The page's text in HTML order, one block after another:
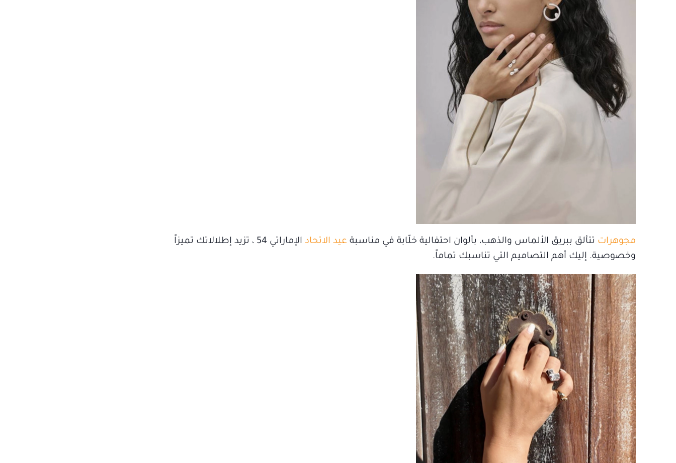
مجوهرات تتألق ببريق الألماس والذهب، بألوان احتفالية خلّابة في مناسبة عيد الاتحاد
الإماراتي 54 ، تزيد إطلالاتك تميزاً
وخصوصية. إليك أهم التصاميم التي تناسبك تماماً.